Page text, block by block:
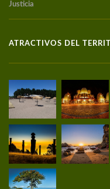
Justicia
ATRACTIVOS DEL